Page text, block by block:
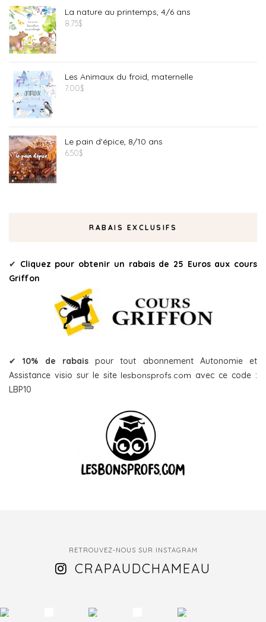
La nature au printemps, 4/6 ans
8.75$
Les Animaux du froid, maternelle
7.00$
Le pain d'épice, 8/10 ans
6.50$
RABAIS EXCLUSIFS
✔ Cliquez pour obtenir un rabais de 25 Euros aux cours
Griffon
✔10% de rabaispour tout abonnement Autonomie et
Assistance visio sur le site lesbonsprofs.com avec ce code :
LBP10
RETROUVEZ-NOUS SUR INSTAGRAM
CRAPAUDCHAMEAU